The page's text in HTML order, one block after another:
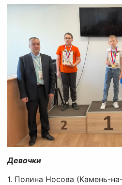
Девочки
1. Полина Носова (Камень-